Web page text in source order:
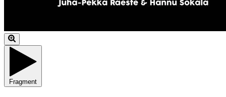
Fragment